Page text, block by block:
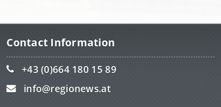
Contact Information
+43 (0)664 180 15 89
info@regionews.at